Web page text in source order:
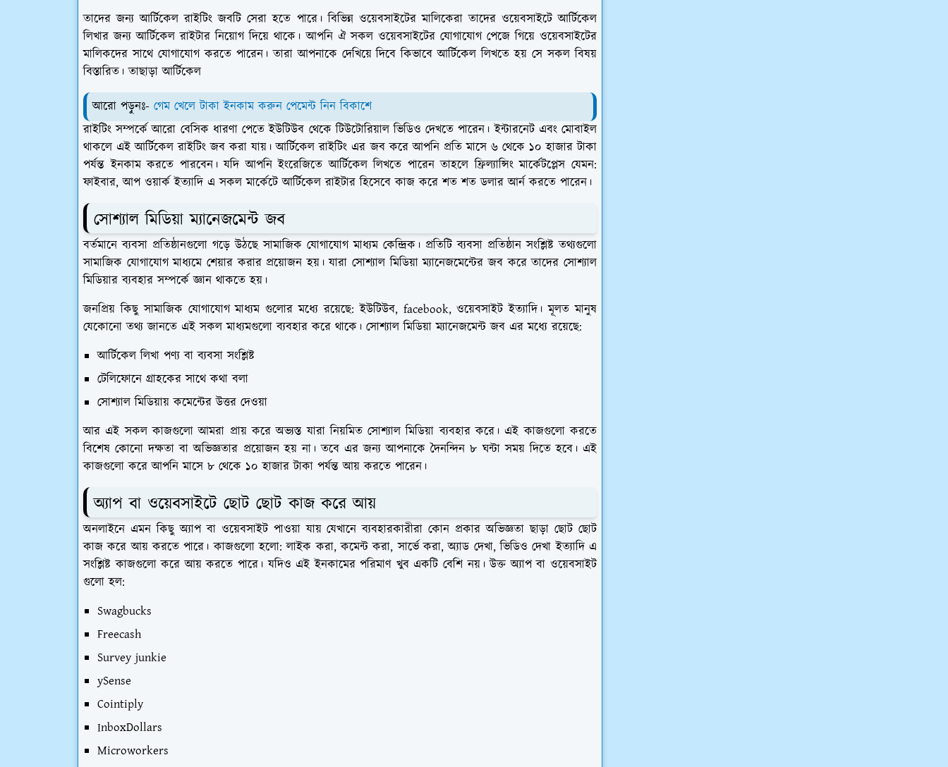
তাদের জন্য আর্টিকেল রাইটিং জবটি সেরা হতে পারে। বিভিন্ন ওয়েবসাইটের মালিকেরা তাদের ওয়েবসাইটে আর্টিকেল
লিখার জন্য আর্টিকেল রাইটার নিয়োগ দিয়ে থাকে। আপনি ঐ সকল ওয়েবসাইটের যোগাযোগ পেজে গিয়ে ওয়েবসাইটের
মালিকদের সাথে যোগাযোগ করতে পারেন। তারা আপনাকে দেখিয়ে দিবে কিভাবে আর্টিকেল লিখতে হয় সে সকল বিষয়
বিস্তারিত। তাছাড়া আর্টিকেল
আরো পড়ুনঃ- গেম খেলে টাকা ইনকাম করুন পেমেন্ট নিন বিকাশে
রাইটিং সম্পর্কে আরো বেসিক ধারণা পেতে ইউটিউব থেকে টিউটোরিয়াল ভিডিও দেখতে পারেন। ইন্টারনেট এবং মোবাইল
থাকলে এই আর্টিকেল রাইটিং জব করা যায়। আর্টিকেল রাইটিং এর জব করে আপনি প্রতি মাসে ৬ থেকে ১০ হাজার টাকা
পর্যন্ত ইনকাম করতে পারবেন। যদি আপনি ইংরেজিতে আর্টিকেল লিখতে পারেন তাহলে ফ্রিল্যান্সিং মার্কেটপ্লেস যেমন:
ফাইবার, আপ ওয়ার্ক ইত্যাদি এ সকল মার্কেটে আর্টিকেল রাইটার হিসেবে কাজ করে শত শত ডলার আর্ন করতে পারেন।
সোশ্যাল মিডিয়া ম্যানেজমেন্ট জব
বর্তমানে ব্যবসা প্রতিষ্ঠানগুলো গড়ে উঠছে সামাজিক যোগাযোগ মাধ্যম কেন্দ্রিক। প্রতিটি ব্যবসা প্রতিষ্ঠান সংশ্লিষ্ট তথ্যগুলো
সামাজিক যোগাযোগ মাধ্যমে শেয়ার করার প্রয়োজন হয়। যারা সোশ্যাল মিডিয়া ম্যানেজমেন্টের জব করে তাদের সোশ্যাল
মিডিয়ার ব্যবহার সম্পর্কে জ্ঞান থাকতে হয়।
জনপ্রিয় কিছু সামাজিক যোগাযোগ মাধ্যম গুলোর মধ্যে রয়েছে: ইউটিউব, facebook, ওয়েবসাইট ইত্যাদি। মূলত মানুষ
যেকোনো তথ্য জানতে এই সকল মাধ্যমগুলো ব্যবহার করে থাকে। সোশ্যাল মিডিয়া ম্যানেজমেন্ট জব এর মধ্যে রয়েছে:
আর্টিকেল লিখা পণ্য বা ব্যবসা সংশ্লিষ্ট
টেলিফোনে গ্রাহকের সাথে কথা বলা
সোশ্যাল মিডিয়ায় কমেন্টের উত্তর দেওয়া
আর এই সকল কাজগুলো আমরা প্রায় করে অভ্যস্ত যারা নিয়মিত সোশ্যাল মিডিয়া ব্যবহার করে। এই কাজগুলো করতে
বিশেষ কোনো দক্ষতা বা অভিজ্ঞতার প্রয়োজন হয় না। তবে এর জন্য আপনাকে দৈনন্দিন ৮ ঘন্টা সময় দিতে হবে। এই
কাজগুলো করে আপনি মাসে ৮ থেকে ১০ হাজার টাকা পর্যন্ত আয় করতে পারেন।
অ্যাপ বা ওয়েবসাইটে ছোট ছোট কাজ করে আয়
অনলাইনে এমন কিছু অ্যাপ বা ওয়েবসাইট পাওয়া যায় যেখানে ব্যবহারকারীরা কোন প্রকার অভিজ্ঞতা ছাড়া ছোট ছোট
কাজ করে আয় করতে পারে। কাজগুলো হলো: লাইক করা, কমেন্ট করা, সার্ভে করা, অ্যাড দেখা, ভিডিও দেখা ইত্যাদি এ
সংশ্লিষ্ট কাজগুলো করে আয় করতে পারে। যদিও এই ইনকামের পরিমাণ খুব একটি বেশি নয়। উক্ত অ্যাপ বা ওয়েবসাইট
গুলো হল:
Swagbucks
Freecash
Survey junkie
ySense
Cointiply
InboxDollars
Microworkers